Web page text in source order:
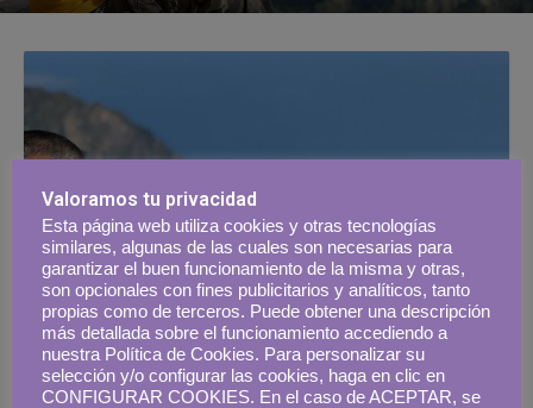
Valoramos tu privacidad
Esta página web utiliza cookies y otras tecnologías
similares, algunas de las cuales son necesarias para
garantizar el buen funcionamiento de la misma y otras,
son opcionales con fines publicitarios y analíticos, tanto
propias como de terceros. Puede obtener una descripción
más detallada sobre el funcionamiento accediendo a
nuestra Política de Cookies. Para personalizar su
selección y/o configurar las cookies, haga en clic en
CONFIGURAR COOKIES. En el caso de ACEPTAR, se